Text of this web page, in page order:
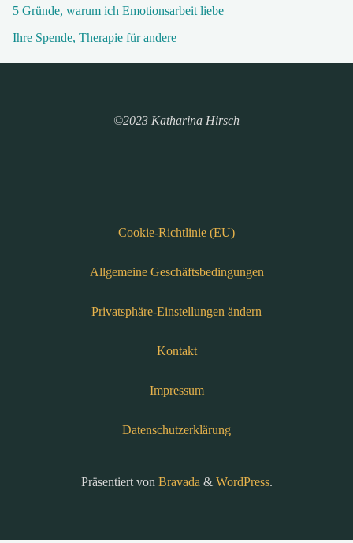
5 Gründe, warum ich Emotionsarbeit liebe
Ihre Spende, Therapie für andere
©2023 Katharina Hirsch
Cookie-Richtlinie (EU)
Allgemeine Geschäftsbedingungen
Privatsphäre-Einstellungen ändern
Kontakt
Impressum
Datenschutzerklärung
Präsentiert vonBravada& WordPress.